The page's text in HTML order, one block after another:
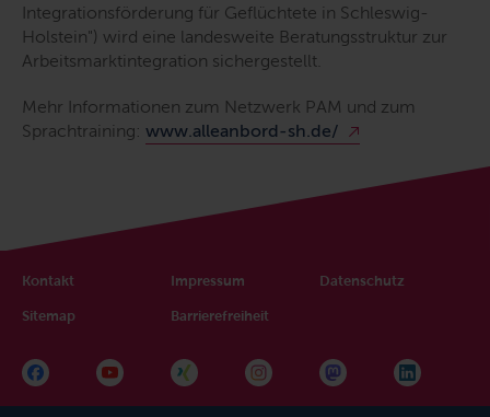
Integrationsförderung für Geflüchtete in Schleswig-
Holstein") wird eine landesweite Beratungsstruktur zur
Arbeitsmarktintegration sichergestellt.
Mehr Informationen zum Netzwerk PAM und zum
Sprachtraining: www.alleanbord-sh.de/
Kontakt Impressum Datenschutz
Sitemap Barrierefreiheit